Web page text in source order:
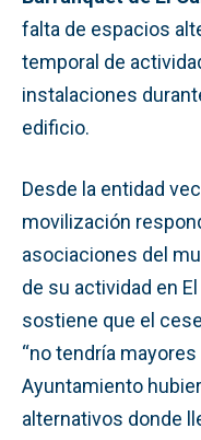
falta de espacios
temporal de
instalaciones
edificio.
Desde la entidad
movilización
asociaciones del
de su actividad en
sostiene que el
“no tendría
Ayuntamiento
alternativos donde